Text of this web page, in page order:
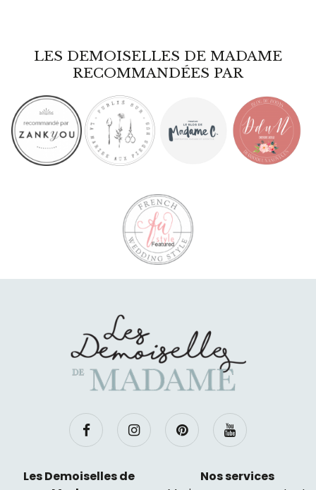
LES DEMOISELLES DE MADAME
RECOMMANDÉES PAR
Les Demoiselles de
Nos services